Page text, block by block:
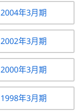
2004年3月期
2002年3月期
2000年3月期
1998年3月期